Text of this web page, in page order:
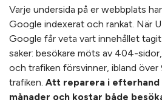
Varje undersida på er webbplats
Google indexerat och rankat. När
Google får veta vart innehållet
saker: besökare möts av 404-
och trafiken försvinner, ibland
trafiken. Att reparera i efterhand
månader och kostar både